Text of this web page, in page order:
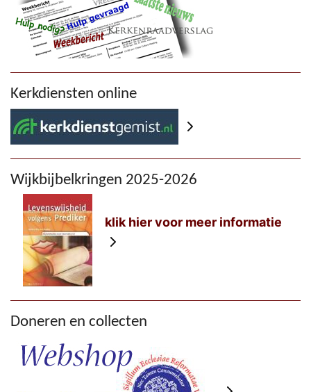
Kerkdiensten online
Wijkbijbelkringen 2025-2026
klik hier voor meer informatie
Doneren en collecten